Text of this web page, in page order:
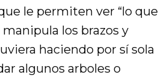
le permiten ver “lo que
los brazos y
haciendo por sí sola
algunos arboles o